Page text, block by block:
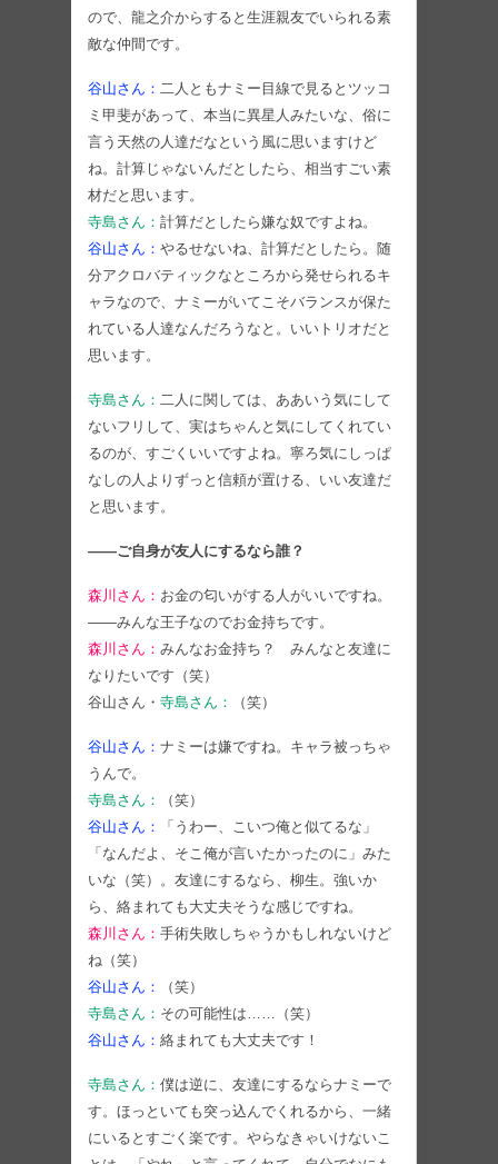
ので、龍之介からすると生涯親友でいられる素
敵な仲間です。
谷山さん： 二人ともナミー目線で見るとツッコ
ミ甲斐があって、本当に異星人みたいな、俗に
言う天然の人達だなという風に思いますけど
ね。計算じゃないんだとしたら、相当すごい素
材だと思います。
寺島さん： 計算だとしたら嫌な奴ですよね。
谷山さん： やるせないね、計算だとしたら。随
分アクロバティックなところから発せられるキ
ャラなので、ナミーがいてこそバランスが保た
れている人達なんだろうなと。いいトリオだと
思います。
寺島さん： 二人に関しては、ああいう気にして
ないフリして、実はちゃんと気にしてくれてい
るのが、すごくいいですよね。寧ろ気にしっぱ
なしの人よりずっと信頼が置ける、いい友達だ
と思います。
――ご自身が友人にするなら誰？
森川さん： お金の匂いがする人がいいですね。
――みんな王子なのでお金持ちです。
森川さん： みんなお金持ち？ みんなと友達に
なりたいです（笑）
谷山さん・ 寺島さん： （笑）
谷山さん： ナミーは嫌ですね。キャラ被っちゃ
うんで。
寺島さん：
（笑）
谷山さん：
「うわー、こいつ俺と似てるな」
「なんだよ、そこ俺が言いたかったのに」みた
いな（笑）。友達にするなら、柳生。強いか
ら、絡まれても大丈夫そうな感じですね。
森川さん： 手術失敗しちゃうかもしれないけど
ね（笑）
谷山さん：
（笑）
寺島さん： その可能性は……（笑）
谷山さん： 絡まれても大丈夫です！
寺島さん： 僕は逆に、友達にするならナミーで
す。ほっといても突っ込んでくれるから、一緒
にいるとすごく楽です。やらなきゃいけないこ